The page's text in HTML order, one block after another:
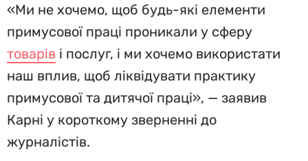
«Ми не хочемо, щоб будь-які елементи
примусової праці проникали у сферу
товарів і послуг, і ми хочемо використати
наш вплив, щоб ліквідувати практику
примусової та дитячої праці», — заявив
Карні у короткому зверненні до
журналістів.